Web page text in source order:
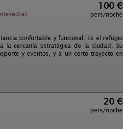
100 €
pers/noche
confortable y funcional. Es el refugio
la cercanía estratégica de la ciudad. Su
y eventos, y a un corto trayecto en
20 €
pers/noche